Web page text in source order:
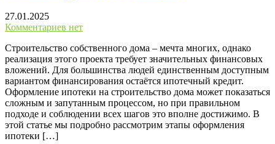
27.01.2025
Комментариев нет
Строительство собственного дома – мечта многих, однако
реализация этого проекта требует значительных финансовых
вложений. Для большинства людей единственным доступным
вариантом финансирования остаётся ипотечный кредит.
Оформление ипотеки на строительство дома может показаться
сложным и запутанным процессом, но при правильном
подходе и соблюдении всех шагов это вполне достижимо. В
этой статье мы подробно рассмотрим этапы оформления
ипотеки […]